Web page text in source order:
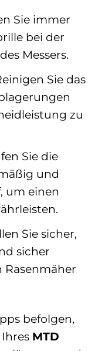
Sie immer
bei der
Messers.
Sie das
zu
Sie die
und
um einen
Sie sicher,
sicher
Rasenmäher
befolgen,
MTD